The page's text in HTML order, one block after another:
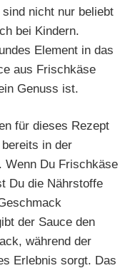
nicht nur beliebt
bei Kindern.
Element in das
aus Frischkäse
Genuss ist.
für dieses Rezept
in der
Wenn Du Frischkäse
Du die Nährstoffe
der Sauce den
während der
Erlebnis sorgt. Das